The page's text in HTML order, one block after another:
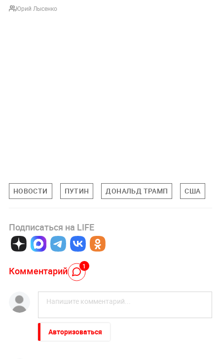
Юрий Лысенко
НОВОСТИ ПУТИН ДОНАЛЬД ТРАМП США
Подписаться на LIFE
Комментарий 1
Авторизоваться